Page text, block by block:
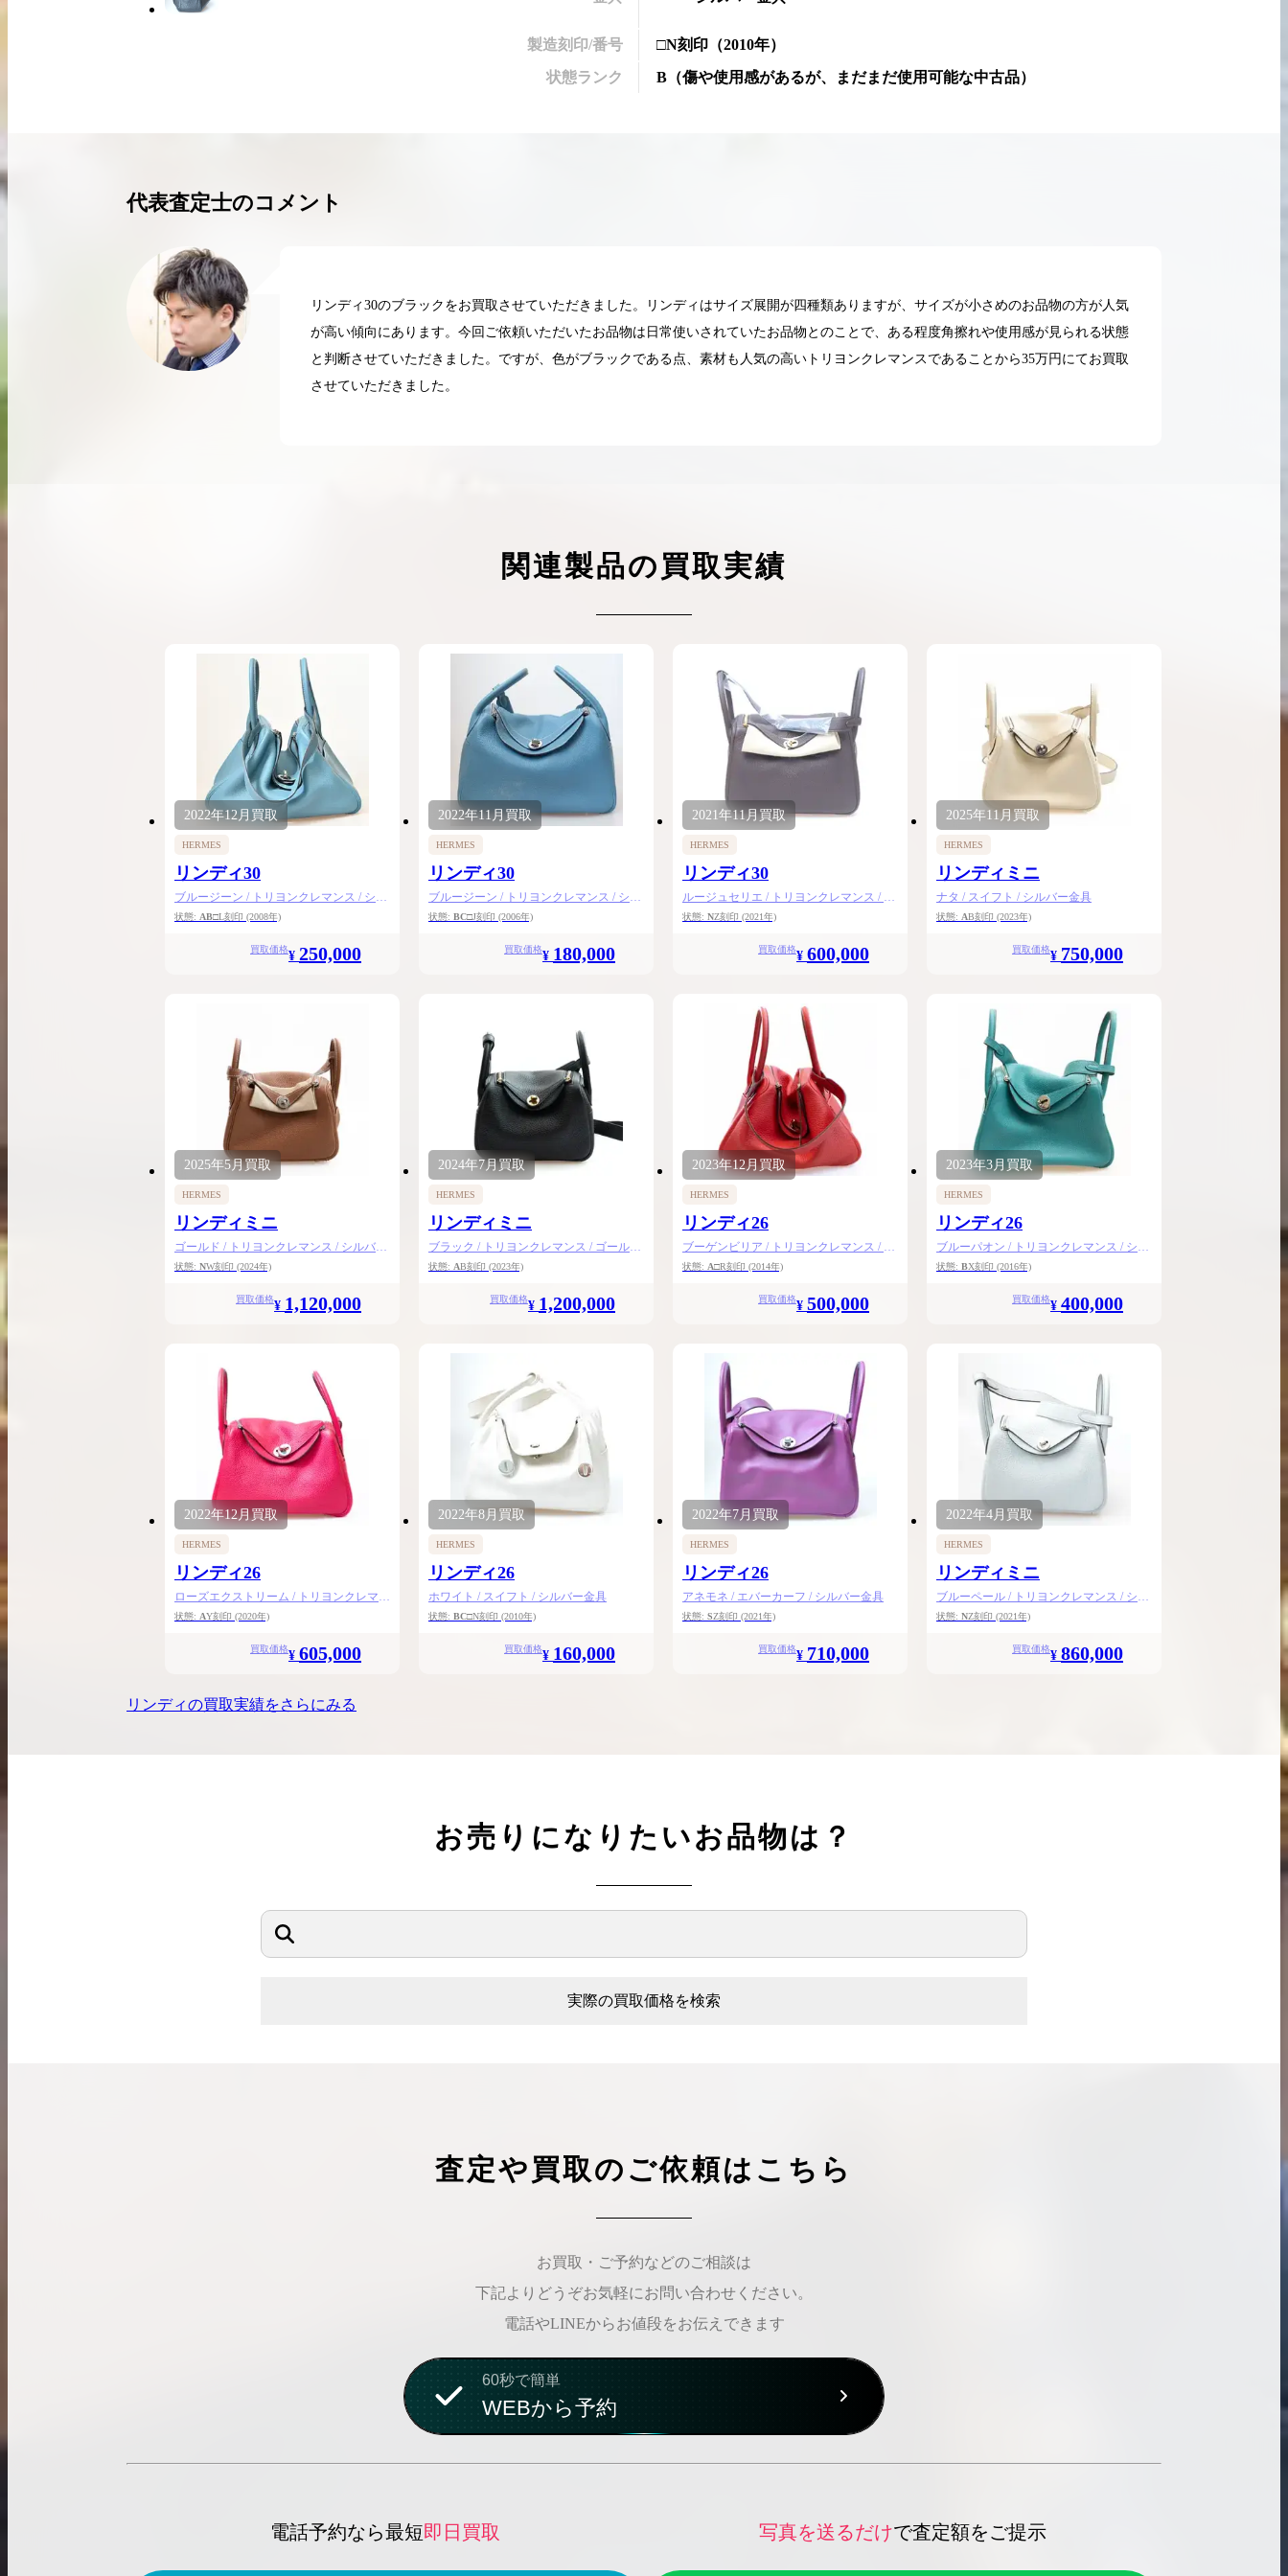
製造刻印/番号 □N刻印 （2010年）
状態ランク
B （傷や使用感があるが、まだまだ使用可能な中古品）
代表査定士のコメント
リンディ30のブラックをお買取させていただきました。リンディはサイズ展開が四種類ありますが、サイズが小さめのお品物の方が人気
が高い傾向にあります。今回ご依頼いただいたお品物は日常使いされていたお品物とのことで、ある程度角擦れや使用感が見られる状態
と判断させていただきました。ですが、色がブラックである点、素材も人気の高いトリヨンクレマンスであることから35万円にてお買取
させていただきました。
関連製品の買取実績
2022年12月 買取
HERMES
リンディ30
ブルージーン / トリヨンクレマンス / シル
バー金具
状態: AB□L刻印 (2008年)
買取価格¥ 250,000
2022年11月買取
HERMES
リンディ30
ブルージーン / トリヨンクレマンス / シル
バー金具
状態: BC□J刻印 (2006年)
買取価格¥ 180,000
2021年11月買取
HERMES
リンディ30
ルージュセリエ / トリヨンクレマンス / ゴ
ールド金具
状態: NZ刻印 (2021年)
買取価格¥ 600,000
2025年11月買取
HERMES
リンディミニ
ナタ / スイフト / シルバー金具
状態: AB刻印 (2023年)
買取価格¥ 750,000
2025年5月買取
HERMES
リンディミニ
ゴールド / トリヨンクレマンス / シルバー
金具
状態: NW刻印 (2024年)
買取価格¥ 1,120,000
2024年7月買取
HERMES
リンディミニ
ブラック / トリヨンクレマンス / ゴールド
金具
状態: AB刻印 (2023年)
買取価格¥ 1,200,000
2023年12月買取
HERMES
リンディ26
ブーゲンビリア / トリヨンクレマンス / シ
ルバー金具
状態: A□R刻印 (2014年)
買取価格¥ 500,000
2023年3月買取
HERMES
リンディ26
ブルーパオン / トリヨンクレマンス / シル
バー金具
状態: BX刻印 (2016年)
買取価格¥ 400,000
2022年12月買取
HERMES
リンディ26
ローズエクストリーム / トリヨンクレマン
ス / シルバー金具
状態: AY刻印 (2020年)
買取価格¥ 605,000
2022年8月 買取
HERMES
リンディ26
ホワイト / スイフト / シルバー金具
状態: BC□N刻印 (2010年)
買取価格¥ 160,000
2022年7月買取
HERMES
リンディ26
アネモネ / エバーカーフ / シルバー金具
状態: SZ刻印 (2021年)
買取価格¥ 710,000
2022年4月 買取
HERMES
リンディミニ
ブルーペール / トリヨンクレマンス / シル
バー金具
状態: NZ刻印 (2021年)
買取価格¥ 860,000
リンディの買取実績をさらにみる
お売りになりたいお品物は？
実際の買取価格を検索
査定や買取のご依頼はこちら
お買取・ご予約などのご相談は
下記よりどうぞお気軽にお問い合わせください。
電話やLINEからお値段をお伝えできます
60秒で簡単
WEBから予約
電話予約なら最短即日買取 写真を送るだけで査定額をご提示